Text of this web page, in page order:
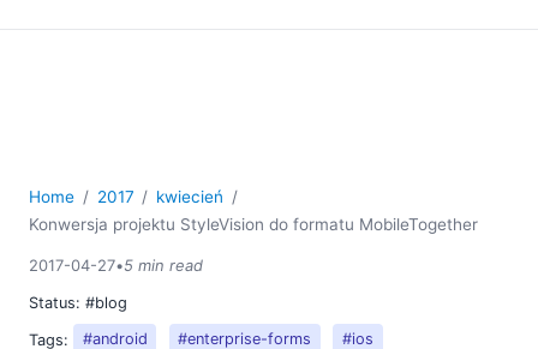
Home 2017
kwiecień
Konwersja projektu StyleVision do formatu MobileTogether
2017-04-27•5 min read
Status: #blog
Tags:
#android #enterprise-forms #ios